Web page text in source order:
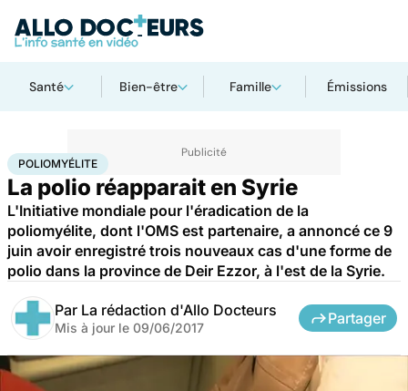
Santé Bien-être Famille Émissions
AccueilSantéPoliomyélite
POLIOMYÉLITE
La polio réapparait en Syrie
L'Initiative mondiale pour l'éradication de la
poliomyélite, dont l'OMS est partenaire, a annoncé ce 9
juin avoir enregistré trois nouveaux cas d'une forme de
polio dans la province de Deir Ezzor, à l'est de la Syrie.
Par La rédaction d'Allo Docteurs
Mis à jour le 09/06/2017
Partager